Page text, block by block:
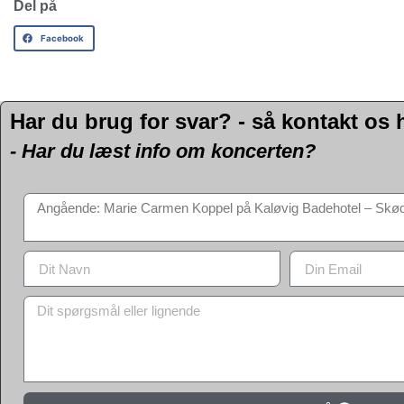
Del på
Facebook
Har du brug for svar? - så kontakt os
- Har du læst info om koncerten?